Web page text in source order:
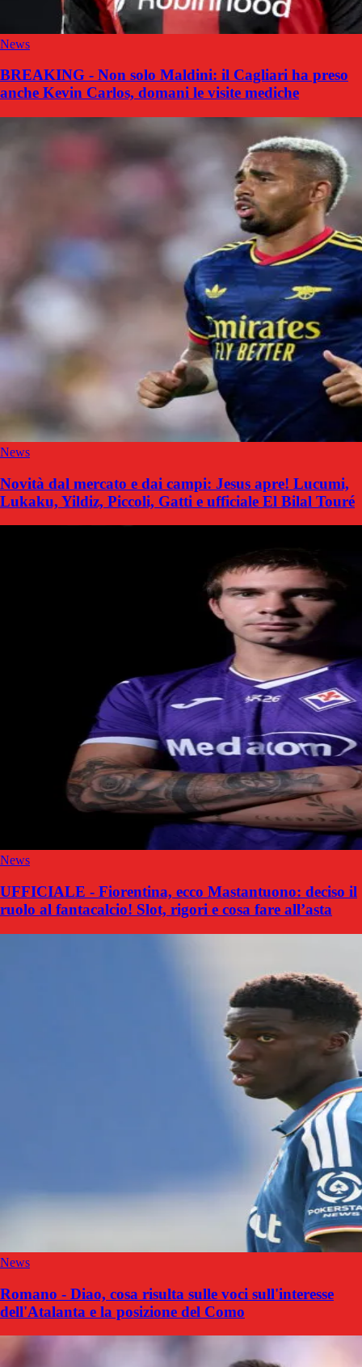
News
BREAKING - Non solo Maldini: il Cagliari ha preso
anche Kevin Carlos, domani le visite mediche
News
Novità dal mercato e dai campi: Jesus apre! Lucumi,
Lukaku, Yildiz, Piccoli, Gatti e ufficiale El Bilal Touré
News
UFFICIALE - Fiorentina, ecco Mastantuono: deciso il
ruolo al fantacalcio! Slot, rigori e cosa fare all’asta
News
Romano - Diao, cosa risulta sulle voci sull'interesse
dell'Atalanta e la posizione del Como